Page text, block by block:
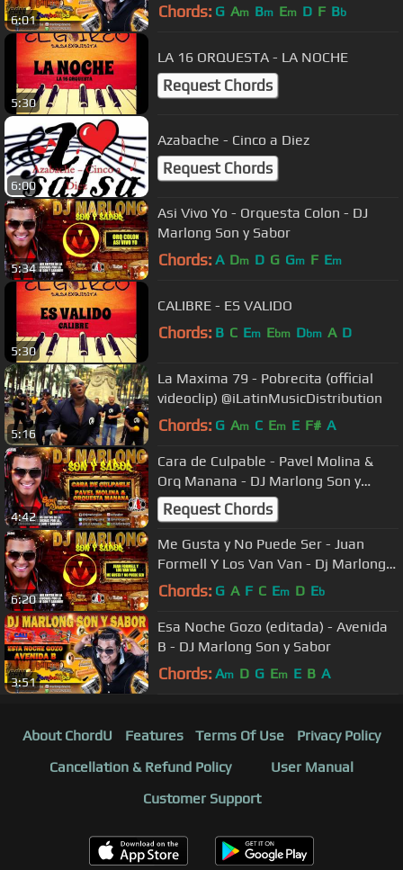
6:01 Chords: G Am Bm Em D F Bb
5:30
LA 16 ORQUESTA - LA NOCHE
Request Chords
6:00
Azabache - Cinco a Diez
Request Chords
5:34
Asi Vivo Yo - Orquesta Colon - DJ
Marlong Son y Sabor
Chords: A Dm D G Gm F Em
5:30
CALIBRE - ES VALIDO
Chords: B C Em Ebm Dbm A D
5:16
La Maxima 79 - Pobrecita (official
videoclip) @iLatinMusicDistribution
Chords: G Am C Em E F# A
4:42
Cara de Culpable - Pavel Molina &
Orq Manana - DJ Marlong Son y
Sabor 2015
Request Chords
6:20
Me Gusta y No Puede Ser - Juan
Formell Y Los Van Van - Dj Marlong
Son y Sabor
Chords: G A F C Em D Eb
3:51
Esa Noche Gozo (editada) - Avenida
B - DJ Marlong Son y Sabor
Chords: Am D G Em E B A
About ChordU Features Terms Of Use
Privacy Policy
Cancellation & Refund Policy
User Manual
Customer Support